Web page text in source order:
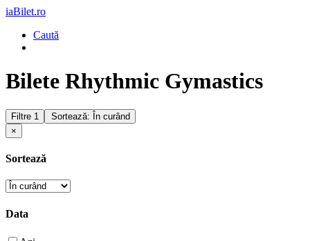
iaBilet.ro
Caută
Bilete Rhythmic Gymastics
Filtre 1
Sortează: În curând
×
Sortează
Data